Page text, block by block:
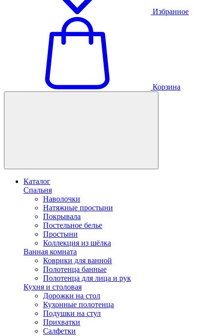
Избранное
Корзина
Каталог
Спальня
Наволочки
Натяжные простыни
Покрывала
Постельное белье
Простыни
Коллекция из шёлка
Ванная комната
Коврики для ванной
Полотенца банные
Полотенца для лица и рук
Кухня и столовая
Дорожки на стол
Кухонные полотенца
Подушки на стул
Прихватки
Салфетки